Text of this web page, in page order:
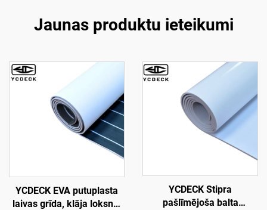
Jaunas produktu ieteikumi
YCDECK EVA putuplasta
laivas grīda, klāja loksne,
YCDECK Stipra
pašlīmējoša balta